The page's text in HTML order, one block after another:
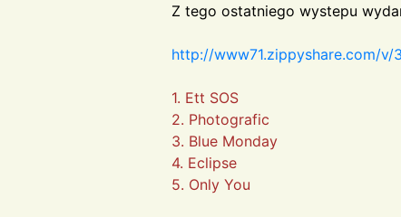
Z tego ostatniego wystepu
http://www71.zippyshare.com/
1. Ett SOS
2. Photografic
3. Blue Monday
4. Eclipse
5. Only You